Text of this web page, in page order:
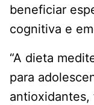
beneficiar
cognitiva e
“A dieta
para
antioxidantes,